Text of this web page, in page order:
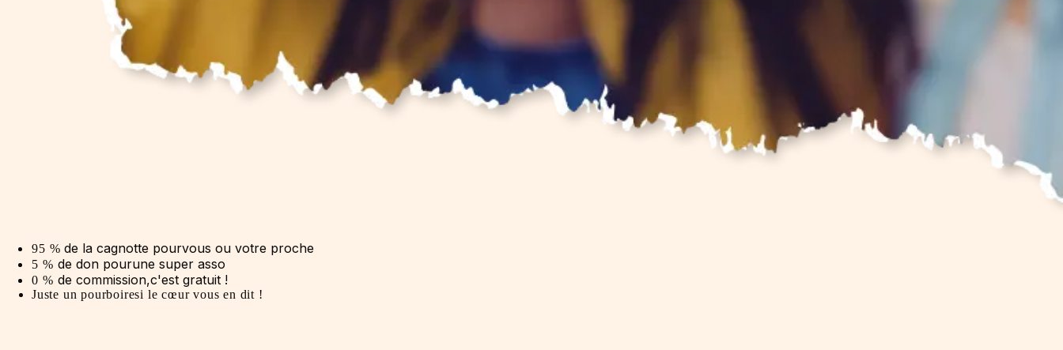
95 % de la cagnotte pourvous ou votre proche
5 % de don pourune super asso
0 % de commission,c'est gratuit !
Juste un pourboiresi le cœur vous en dit !